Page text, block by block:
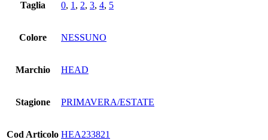
Taglia 0, 1 , 2, 3, 4, 5
Colore NESSUNO
Marchio HEAD
Stagione PRIMAVERA/ESTATE
Cod Articolo HEA233821